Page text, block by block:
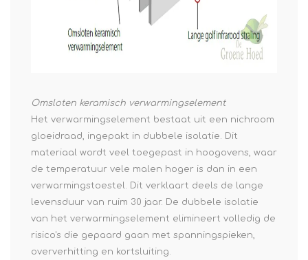
Omsloten keramisch verwarmingselement
Het verwarmingselement bestaat uit een nichroom
gloeidraad, ingepakt in dubbele isolatie. Dit
materiaal wordt veel toegepast in hoogovens, waar
de temperatuur vele malen hoger is dan in een
verwarmingstoestel. Dit verklaart deels de lange
levensduur van ruim 30 jaar. De dubbele isolatie
van het verwarmingselement elimineert volledig de
risico's die gepaard gaan met spanningspieken,
oververhitting en kortsluiting.